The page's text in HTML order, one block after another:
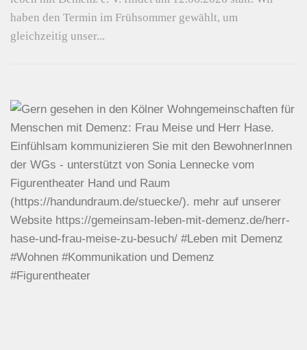
haben den Termin im Frühsommer gewählt, um
gleichzeitig unser...